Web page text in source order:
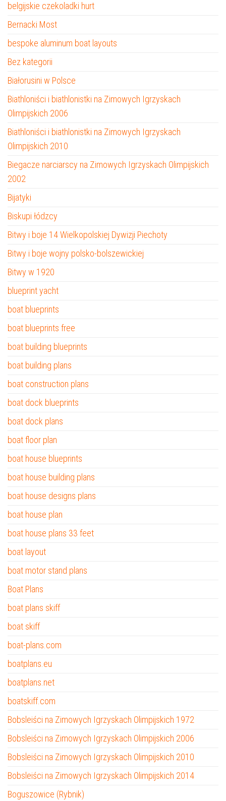
belgijskie czekoladki hurt
Bernacki Most
bespoke aluminum boat layouts
Bez kategorii
Białorusini w Polsce
Biathloniści i biathlonistki na Zimowych Igrzyskach
Olimpijskich 2006
Biathloniści i biathlonistki na Zimowych Igrzyskach
Olimpijskich 2010
Biegacze narciarscy na Zimowych Igrzyskach Olimpijskich
2002
Bijatyki
Biskupi łódzcy
Bitwy i boje 14 Wielkopolskiej Dywizji Piechoty
Bitwy i boje wojny polsko-bolszewickiej
Bitwy w 1920
blueprint yacht
boat blueprints
boat blueprints free
boat building blueprints
boat building plans
boat construction plans
boat dock blueprints
boat dock plans
boat floor plan
boat house blueprints
boat house building plans
boat house designs plans
boat house plan
boat house plans 33 feet
boat layout
boat motor stand plans
Boat Plans
boat plans skiff
boat skiff
boat-plans.com
boatplans.eu
boatplans.net
boatskiff.com
Bobsleiści na Zimowych Igrzyskach Olimpijskich 1972
Bobsleiści na Zimowych Igrzyskach Olimpijskich 2006
Bobsleiści na Zimowych Igrzyskach Olimpijskich 2010
Bobsleiści na Zimowych Igrzyskach Olimpijskich 2014
Boguszowice (Rybnik)